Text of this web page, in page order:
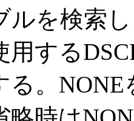
ルを検索
用する
る。